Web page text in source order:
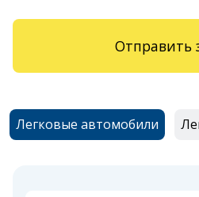
Отправить
Легковые автомобили